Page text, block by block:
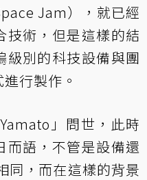
Jam），就已經
技術，但是這樣的結
級別的科技設備與團
行製作。
」問世，此時
而語，不管是設備還
同，而在這樣的背景